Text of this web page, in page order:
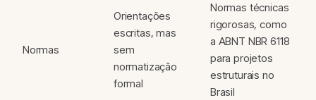
Normas
Orientações
escritas, mas
sem
normatização
formal
Normas técnicas
rigorosas, como
a ABNT NBR 6118
para projetos
estruturais no
Brasil